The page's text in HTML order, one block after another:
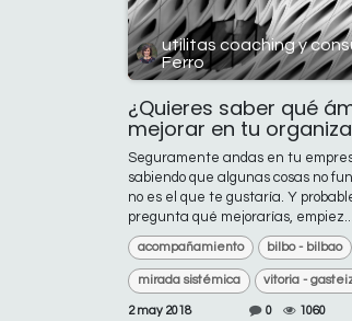
utilitas coaching y
Ferro
¿Quieres saber qué
mejorar en tu
Seguramente andas en tu
sabiendo que algunas cosas no
no es el que te gustaría. Y
pregunta qué mejorarías, empiez...
acompañamiento bilbo - bilbao
mirada sistémica vitoria -
2 may 2018 0 1060